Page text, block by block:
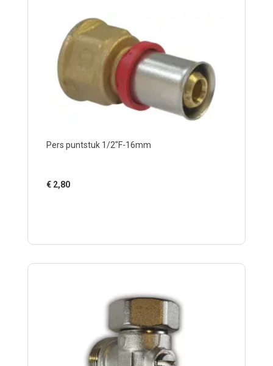
Pers puntstuk 1/2"F-16mm
€ 2,80